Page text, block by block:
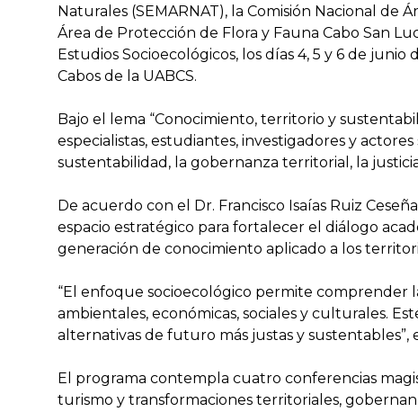
Naturales (SEMARNAT), la Comisión Nacional de
Área de Protección de Flora y Fauna Cabo San
Estudios Socioecológicos, los días 4, 5 y 6 de
Cabos de la UABCS.
Bajo el lema “Conocimiento, territorio y
especialistas, estudiantes, investigadores y
sustentabilidad, la gobernanza territorial, la
De acuerdo con el Dr. Francisco Isaías Ruiz
espacio estratégico para fortalecer el diálogo
generación de conocimiento aplicado a los
“El enfoque socioecológico permite comprender
ambientales, económicas, sociales y culturales.
alternativas de futuro más justas y sustentables”,
El programa contempla cuatro conferencias
turismo y transformaciones territoriales,